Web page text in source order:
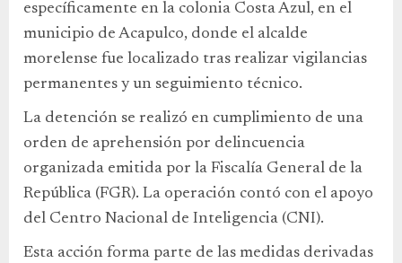
específicamente en la colonia Costa Azul, en el
municipio de Acapulco, donde el alcalde
morelense fue localizado tras realizar vigilancias
permanentes y un seguimiento técnico.
La detención se realizó en cumplimiento de una
orden de aprehensión por delincuencia
organizada emitida por la Fiscalía General de la
República (FGR). La operación contó con el apoyo
del Centro Nacional de Inteligencia (CNI).
Esta acción forma parte de las medidas derivadas